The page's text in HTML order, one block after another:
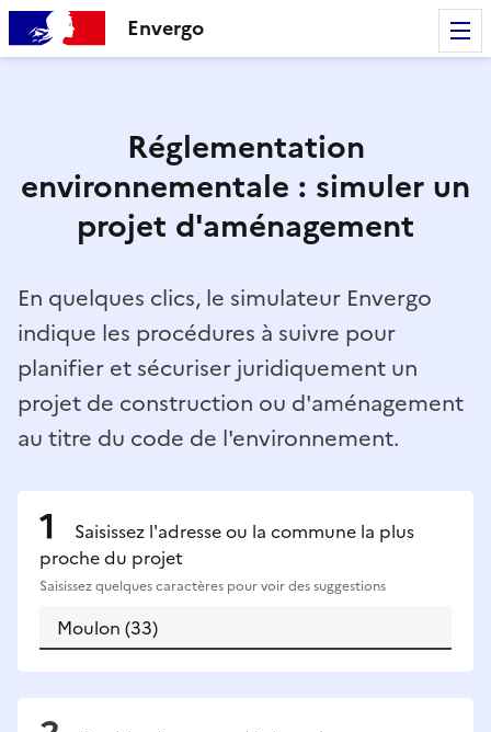
Envergo
Réglementation
environnementale : simuler un
projet d'aménagement
En quelques clics, le simulateur Envergo
indique les procédures à suivre pour
planifier et sécuriser juridiquement un
projet de construction ou d'aménagement
au titre du code de l'environnement.
Saisissez l'adresse ou la commune la plus
proche du projet
Saisissez quelques caractères pour voir des suggestions